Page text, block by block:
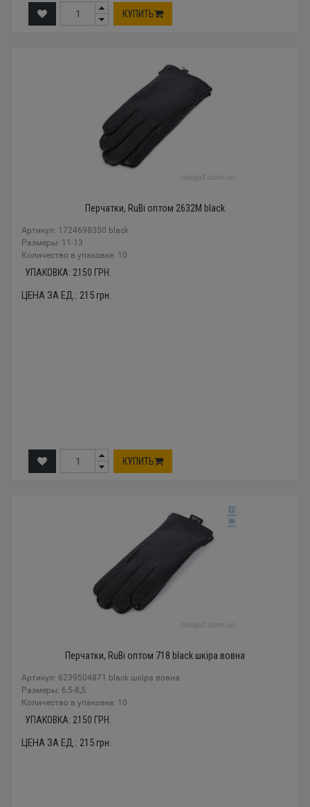
КУПИТЬ
Перчатки, RuBi оптом 2632M black
Артикул: 1724698350 black
Размеры: 11-13
Количество в упаковке: 10
УПАКОВКА: 2150 ГРН.
ЦЕНА ЗА ЕД.: 215грн.
КУПИТЬ
Перчатки, RuBi оптом 718 black шкіра вовна
Артикул: 6239504871 black шкіра вовна
Размеры: 6,5-8,5
Количество в упаковке: 10
УПАКОВКА: 2150 ГРН.
ЦЕНА ЗА ЕД.: 215грн.